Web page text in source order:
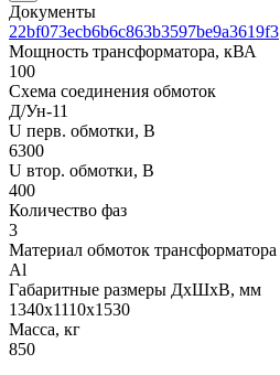
Документы
22bf073ecb6b6c863b3597be9a3619f3
Мощность трансформатора, кВА
100
Схема соединения обмоток
Д/Ун-11
U перв. обмотки, В
6300
U втор. обмотки, В
400
Количество фаз
3
Материал обмоток трансформатора
Al
Габаритные размеры ДхШхВ, мм
1340х1110х1530
Масса, кг
850